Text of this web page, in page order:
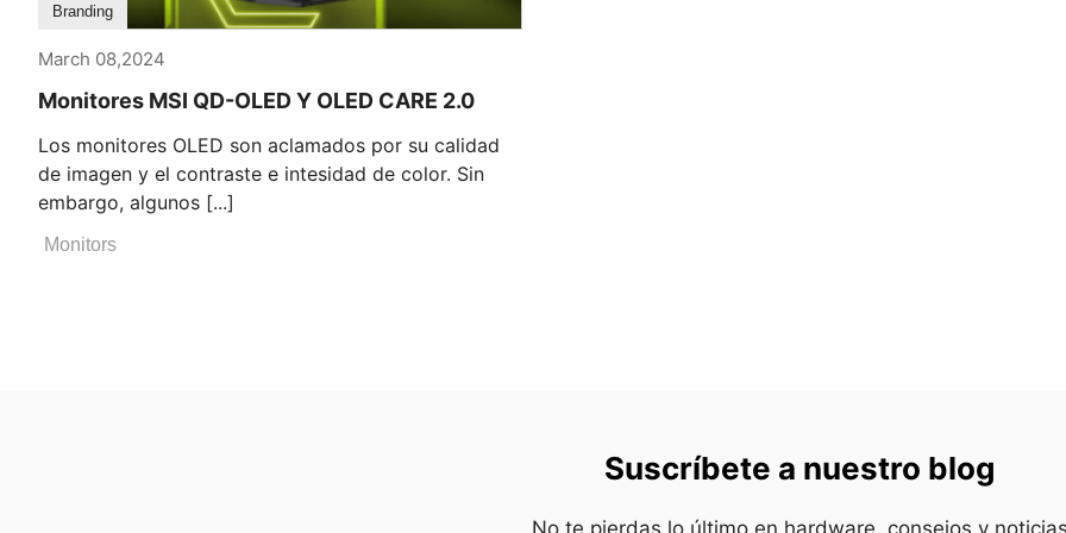
Branding
March 08,2024
Monitores MSI QD-OLED Y OLED CARE 2.0
Los monitores OLED son aclamados por su calidad
de imagen y el contraste e intesidad de color. Sin
embargo, algunos [...]
Monitors
Suscríbete a nuestro blog